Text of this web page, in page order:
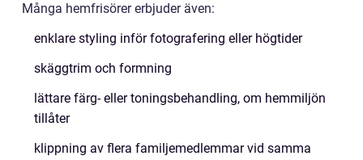
Många hemfrisörer erbjuder även:
enklare styling inför fotografering eller högtider
skäggtrim och formning
lättare färg- eller toningsbehandling, om hemmiljön
tillåter
klippning av flera familjemedlemmar vid samma